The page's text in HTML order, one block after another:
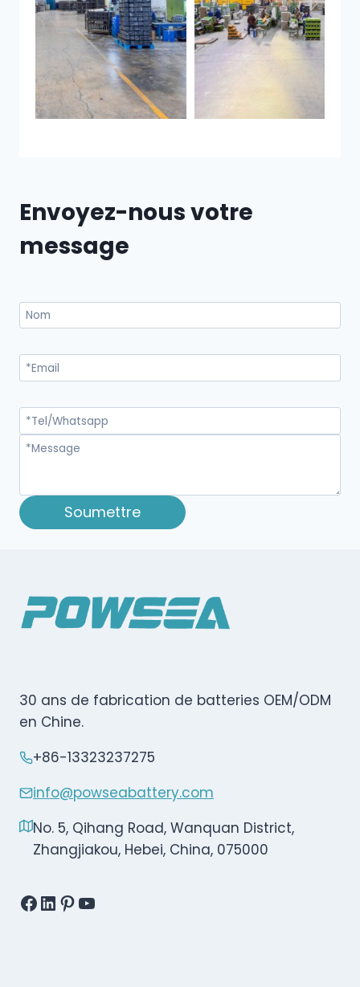
Envoyez-nous votre
message
Soumettre
30 ans de fabrication de batteries OEM/ODM
en Chine.
+86-13323237275
info@powseabattery.com
No. 5, Qihang Road, Wanquan District,
Zhangjiakou, Hebei, China, 075000
Facebook
LinkedIn
Pinterest
YouTube